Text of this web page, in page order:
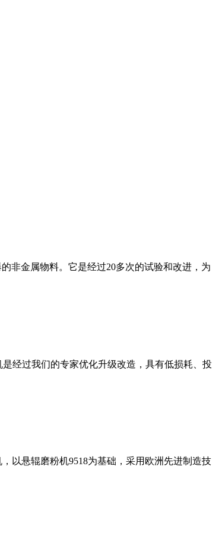
非金属物料。它是经过20多次的试验和改进，为
经过我们的专家优化升级改造，具有低损耗、投
以悬辊磨粉机9518为基础，采用欧洲先进制造技